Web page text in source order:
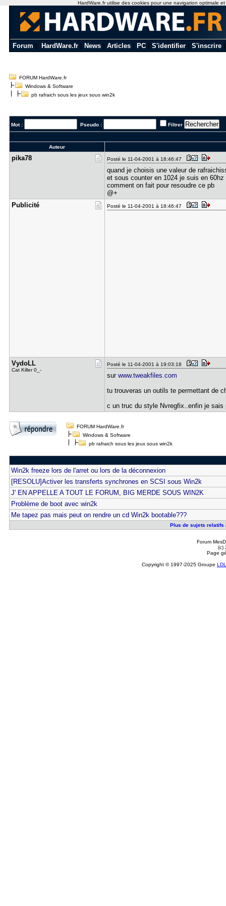
Forum HardWare.fr News Articles PC S'identifier S'inscrire
FORUM HardWare.fr
Windows & Software
pb rafraich sous les jeux sous win2k
Mot : Pseudo : Filtrer
Auteur
pika78 Posté le 11-04-2001 à 18:46:47
quand je choisis une valeur de
et sous counter en 1024 je suis en
comment on fait pour resoudre ce pb
@+
Publicité
Posté le 11-04-2001 à 18:46:47
VydoLL
Cat Killer 0_-
Posté le 11-04-2001 à 19:03:18
sur www.tweakfiles.com
tu trouveras un outils te permettant de
c un truc du style Nvregfix..enfin je sais
FORUM HardWare.fr
Windows & Software
pb rafraich sous les jeux sous win2k
Win2k freeze lors de l'arret ou lors de la déconnexion
[RESOLU]Activer les transferts synchrones en SCSI sous Win2k
J' EN APPELLE A TOUT LE FORUM, BIG MERDE SOUS WIN2K
Problème de boot avec win2k
Me tapez pas mais peut on rendre un cd Win2k bootable???
Plus de sujets relatifs
Forum
(c)
Page
Copyright © 1997-2025 Groupe
HardWare.fr utilise des cookies pour une navigation optimale